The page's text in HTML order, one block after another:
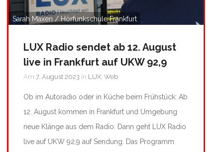
Sarah Maxen / Hörfunkschule Frankfurt
LUX Radio sendet ab 12. August
live in Frankfurt auf UKW 92,9
Am 7. August 2023 in LUX, Web
Ob im Autoradio oder in Küche beim Frühstück: Ab
12. August kommen in Frankfurt und Umgebung
neue Klänge aus dem Radio: Dann geht LUX Radio
live auf UKW 92,9 auf Sendung. Das Programm